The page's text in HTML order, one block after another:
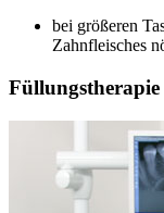
bei größeren
Zahnfleisches
Füllungstherapie